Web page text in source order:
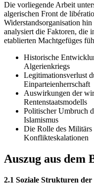
Die vorliegende Arbeit
algerischen Front de
Widerstandsorganisation
analysiert die Faktoren, die
etablierten Machtgefüges
Historische
Algerienkriegs
Legitimationsverlust
Einparteienherrschaft
Auswirkungen der
Rentenstaatsmodells
Politischer Umbruch
Islamismus
Die Rolle des Militärs
Konflikteskalationen
Auszug aus dem
2.1 Soziale Strukturen